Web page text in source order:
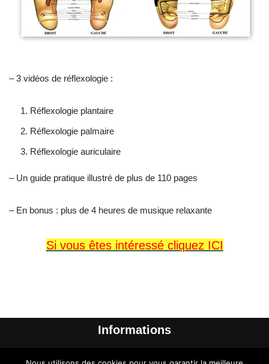
– 3 vidéos de réflexologie :
Réflexologie plantaire
Réflexologie palmaire
Réflexologie auriculaire
– Un guide pratique illustré de plus de 110 pages
– En bonus : plus de 4 heures de musique relaxante
Si vous êtes intéressé cliquez ICI
Informations